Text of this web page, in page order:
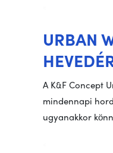
URBAN
A K&F Concept
mindennapi
ugyanakkor